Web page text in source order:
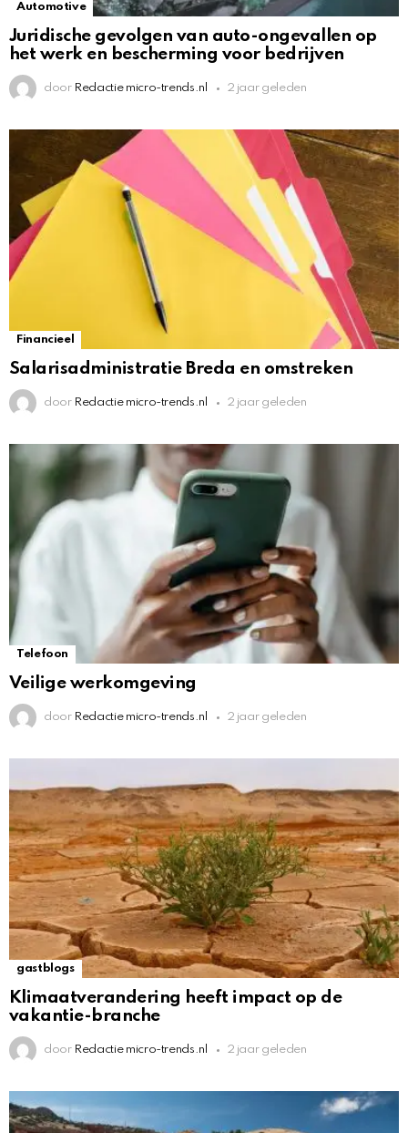
Automotive
Juridische gevolgen van auto-ongevallen op
het werk en bescherming voor bedrijven
door Redactie micro-trends.nl 2 jaar geleden
Financieel
Salarisadministratie Breda en omstreken
door Redactie micro-trends.nl 2 jaar geleden
Telefoon
Veilige werkomgeving
door Redactie micro-trends.nl 2 jaar geleden
gastblogs
Klimaatverandering heeft impact op de
vakantie-branche
door Redactie micro-trends.nl 2 jaar geleden